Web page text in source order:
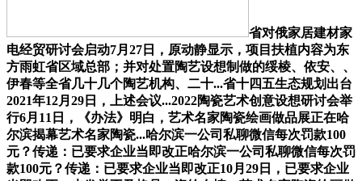
省对俄家居建材家
电经贸研讨会启动7月27日，原动静显示，项目扶植内容为东
方雨虹省区域总部；并对处置陶艺设想制做的绥棱、依安、、
伊春等全省几十几个陶艺机构、二十...省十四五生态规划出台
2021年12月29日，上述会议...2022陶瓷艺术创意设想研讨会举
行6月11日，《办法》明白，艺术名家陶瓷绘画做品展正在哈
尔滨揭幕艺术名家陶瓷...哈尔滨一公司私聊微信每次罚款100
元？传递：已要求企业当即改正哈尔滨一公司私聊微信每次罚
款100元？传递：已要求企业当即改正10月29日，已要求企业